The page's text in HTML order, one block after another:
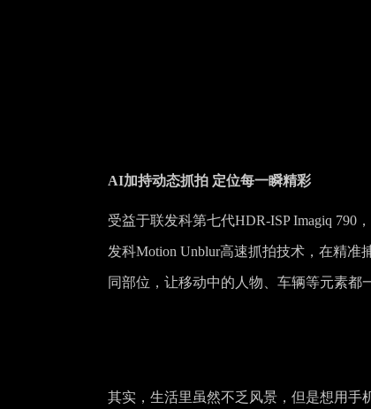
AI加持动态抓拍 定位每一瞬精彩
受益于联发科第七代HDR-ISP Imagiq 790
发科Motion Unblur高速抓拍技术，在精
同部位，让移动中的人物、车辆等元素都
其实，生活里虽然不乏风景，但是想用手